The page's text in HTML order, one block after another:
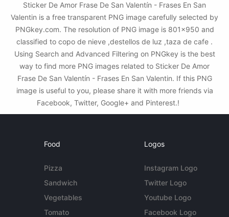
Sticker De Amor Frase De San Valentín - Frases En San
Valentin is a free transparent PNG image carefully selected by
PNGkey.com. The resolution of PNG image is 801x950 and
classified to copo de nieve ,destellos de luz ,taza de cafe .
Using Search and Advanced Filtering on PNGkey is the best
way to find more PNG images related to Sticker De Amor
Frase De San Valentín - Frases En San Valentin. If this PNG
image is useful to you, please share it with more friends via
Facebook, Twitter, Google+ and Pinterest.!
Food
Pizza
Sandwich
Vegetables
Tomato
Logos
Instagram Logo
Twitter Logo
Youtube Logo
Facebook Logo